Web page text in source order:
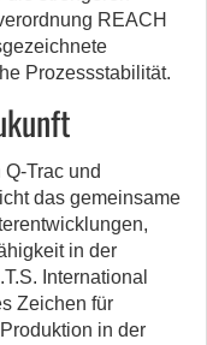
REACH
Prozessstabilität.
Trac und
das gemeinsame
in der
International
Zeichen für
in der